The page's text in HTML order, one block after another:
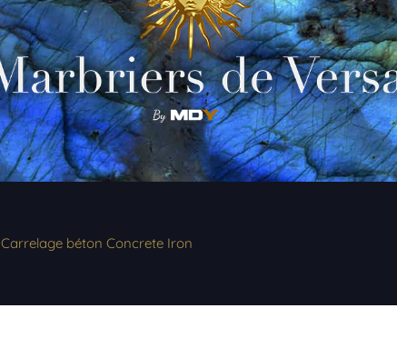
Carrelage béton Concrete Iron